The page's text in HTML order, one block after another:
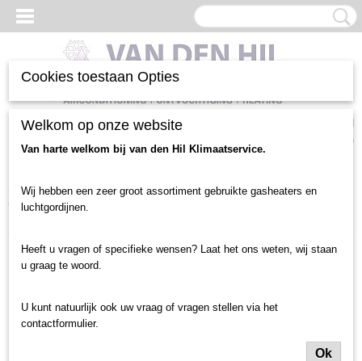
Inloggen Registreren
(0)
Home >Luchtgordijnen en toebehoren>Luchtgordijnen nieuw>
deurbreedte tot 2 meter
> >
Thermoscreens C2 2000E
18Kw / 380-400 volt
Cookies toestaan Opties
Welkom op onze website
Van harte welkom bij van den Hil Klimaatservice.
Wij hebben een zeer groot assortiment gebruikte gasheaters en
luchtgordijnen.
Heeft u vragen of specifieke wensen? Laat het ons weten, wij staan
u graag te woord.
U kunt natuurlijk ook uw vraag of vragen stellen via het
contactformulier.
Ok